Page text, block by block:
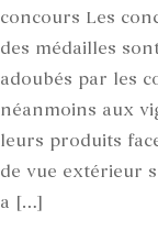
concours Les
des médailles
adoubés par les
néanmoins aux
leurs produits
de vue extérieur
a […]